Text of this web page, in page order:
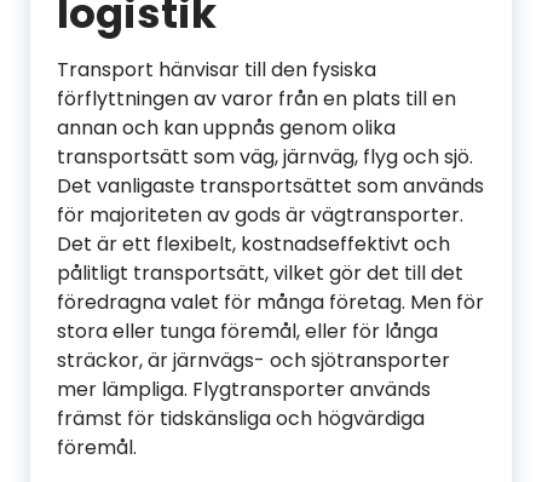
logistik
Transport hänvisar till den fysiska
förflyttningen av varor från en plats till en
annan och kan uppnås genom olika
transportsätt som väg, järnväg, flyg och sjö.
Det vanligaste transportsättet som används
för majoriteten av gods är vägtransporter.
Det är ett flexibelt, kostnadseffektivt och
pålitligt transportsätt, vilket gör det till det
föredragna valet för många företag. Men för
stora eller tunga föremål, eller för långa
sträckor, är järnvägs- och sjötransporter
mer lämpliga. Flygtransporter används
främst för tidskänsliga och högvärdiga
föremål.